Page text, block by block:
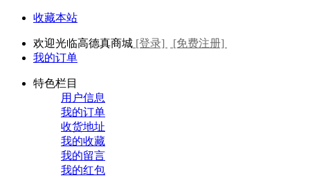
收藏本站
欢迎光临高德真商城 [登录]
[免费注册]
我的订单
特色栏目
用户信息
我的订单
收货地址
我的收藏
我的留言
我的红包